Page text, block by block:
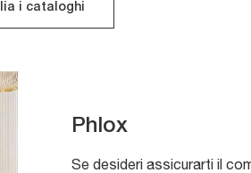
i cataloghi
Phlox
Se desideri assicurarti il